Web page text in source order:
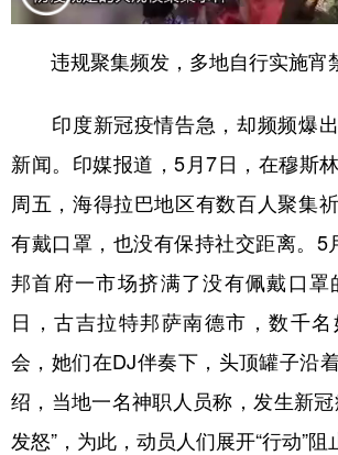
违规聚集频发，多地自行实施宵
印度新冠疫情告急，却频频爆出
新闻。印媒报道，5月7日，在穆斯
周五，海得拉巴地区有数百人聚集
有戴口罩，也没有保持社交距离。5
邦首府一市场挤满了没有佩戴口
日，古吉拉特邦萨南德市，数千
会，她们在DJ伴奏下，头顶罐子沿
绍，当地一名神职人员称，发生新
发怒”，为此，动员人们展开“行动”阻